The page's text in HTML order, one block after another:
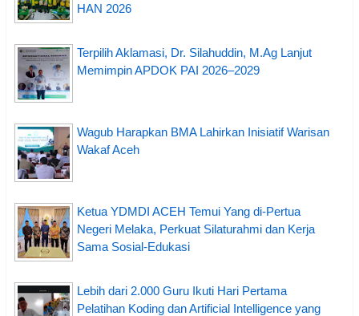
HAN 2026
Terpilih Aklamasi, Dr. Silahuddin, M.Ag Lanjut
Memimpin APDOK PAI 2026–2029
Wagub Harapkan BMA Lahirkan Inisiatif Warisan
Wakaf Aceh
Ketua YDMDI ACEH Temui Yang di-Pertua
Negeri Melaka, Perkuat Silaturahmi dan Kerja
Sama Sosial-Edukasi
Lebih dari 2.000 Guru Ikuti Hari Pertama
Pelatihan Koding dan Artificial Intelligence yang